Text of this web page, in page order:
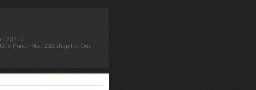
232 ici
Punch Man 232 chapitre, One